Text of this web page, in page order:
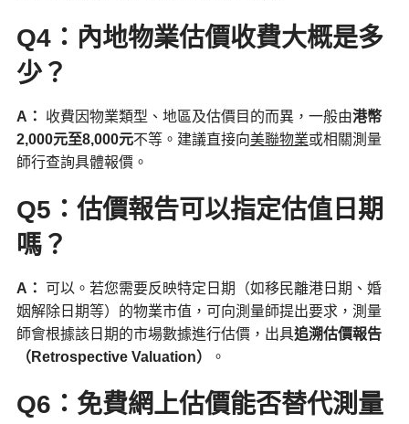
Q4：內地物業估價收費大概是多
少？
A ： 收費因物業類型、地區及估價目的而異，一般由港幣
2,000元至8,000元不等。建議直接向美聯物業或相關測量
師行查詢具體報價。
Q5：估價報告可以指定估值日期
嗎？
A ：
可以。若您需要反映特定日期（如移民離港日期、婚
姻解除日期等）的物業市值，可向測量師提出要求，測量
師會根據該日期的市場數據進行估價，出具追溯估價報告
（ Retrospective Valuation） 。
Q6：免費網上估價能否替代測量